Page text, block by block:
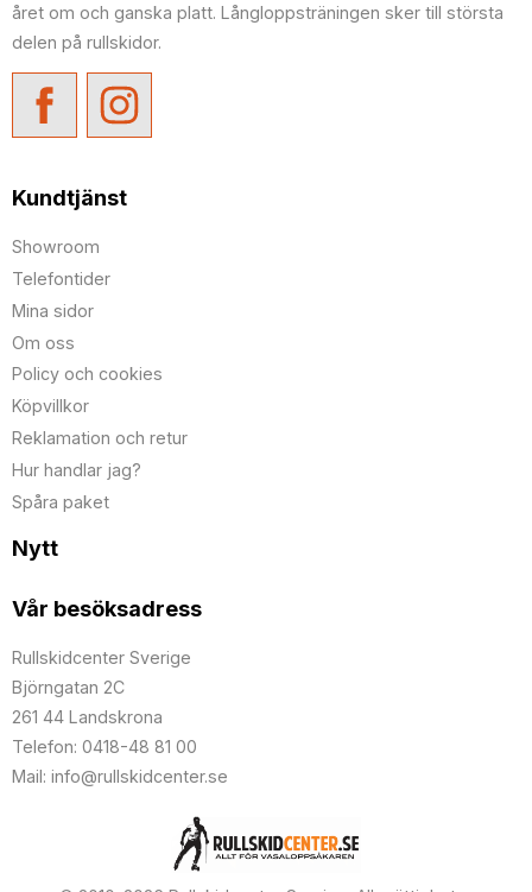
året om och ganska platt. Långloppsträningen sker till största
delen på rullskidor.
Kundtjänst
Showroom
Telefontider
Mina sidor
Om oss
Policy och cookies
Köpvillkor
Reklamation och retur
Hur handlar jag?
Spåra paket
Nytt
Vår besöksadress
Rullskidcenter Sverige
Björngatan 2C
261 44 Landskrona
Telefon: 0418-48 81 00
Mail: info@rullskidcenter.se